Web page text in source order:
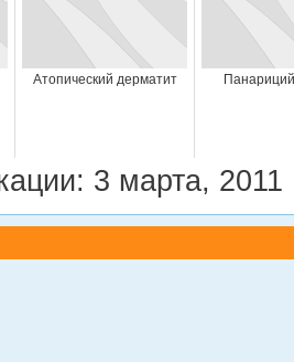
Атопический дерматит
3 марта, 2011